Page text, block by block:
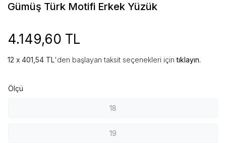
Gümüş Türk Motifi Erkek Yüzük
4.149,60 TL
401,54 TL'den başlayan taksit seçenekleri içintıklayın.
Ölçü
18
19